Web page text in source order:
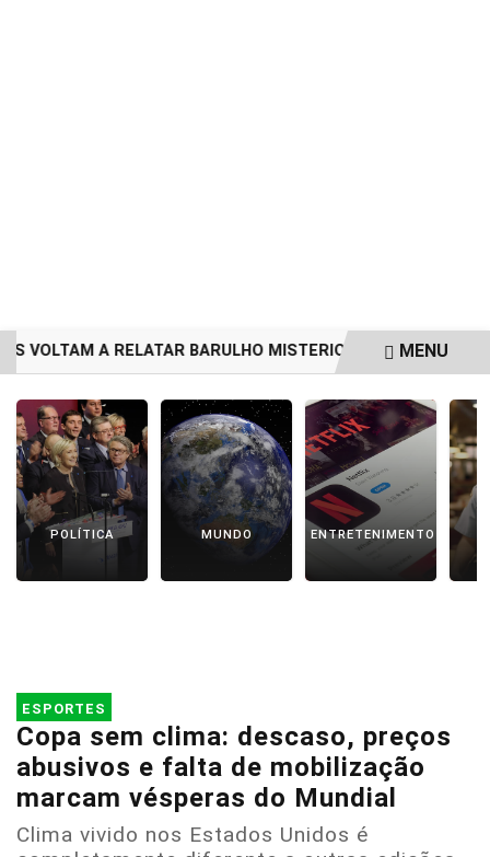
A RELATAR BARULHO MISTERIOSO VINDO DO MAR
MENU
POLÍTICA MUNDO ENTRETENIMENTO
ESPORTES
Copa sem clima: descaso, preços
abusivos e falta de mobilização
marcam vésperas do Mundial
Clima vivido nos Estados Unidos é